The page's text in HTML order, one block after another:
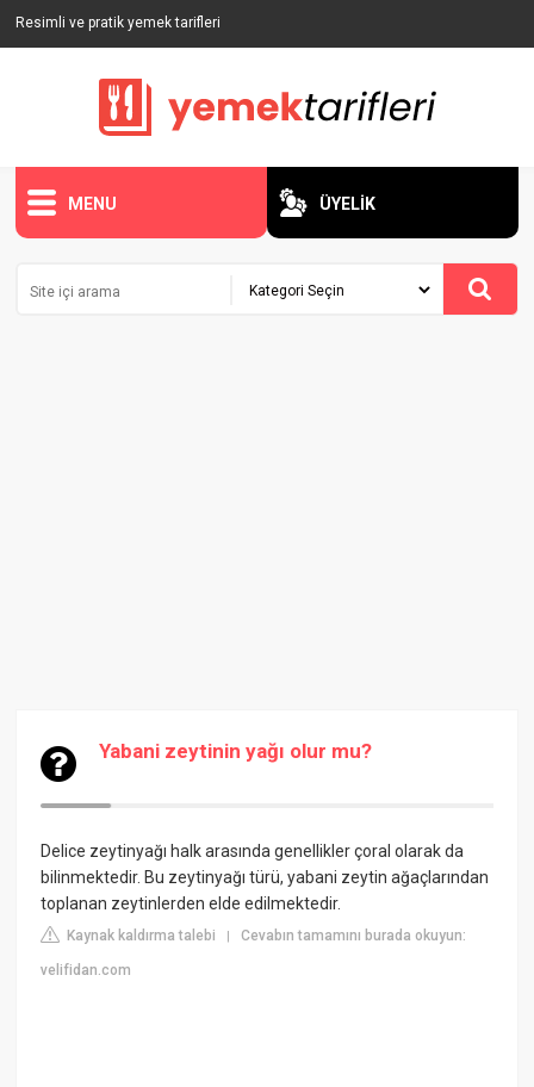
Resimli ve pratik yemek tarifleri
MENU ÜYELİK
Yabani zeytinin yağı olur mu?
Delice zeytinyağı halk arasında genellikler çoral olarak da
bilinmektedir. Bu zeytinyağı türü, yabani zeytin ağaçlarından
toplanan zeytinlerden elde edilmektedir.
Kaynak kaldırma talebi |Cevabın tamamını burada okuyun:
velifidan.com